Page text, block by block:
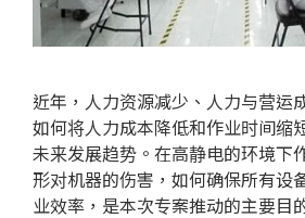
近年，人力资源减少、人力与营运
如何将人力成本降低和作业时间缩
未来发展趋势。在高静电的环境下
形对机器的伤害，如何确保所有设
业效率，是本次专案推动的主要目